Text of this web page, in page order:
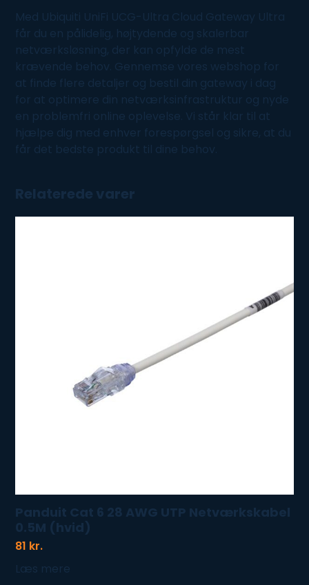
Med Ubiquiti UniFi UCG-Ultra Cloud Gateway Ultra
får du en pålidelig, højtydende og skalerbar
netværksløsning, der kan opfylde de mest
krævende behov. Gennemse vores webshop for
at finde flere detaljer og bestil din gateway i dag
for at optimere din netværksinfrastruktur og nyde
en problemfri online oplevelse. Vi står klar til at
hjælpe dig med enhver forespørgsel og sikre, at du
får det bedste produkt til dine behov.
Relaterede varer
Panduit Cat 6 28 AWG UTP Netværkskabel
0.5M (hvid)
81 kr.
Læs mere